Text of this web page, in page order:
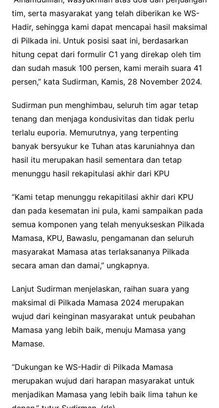
tim, serta masyarakat yang telah diberikan ke WS-
Hadir, sehingga kami dapat mencapai hasil maksimal
di Pilkada ini. Untuk posisi saat ini, berdasarkan
hitung cepat dari formulir C1 yang direkap oleh tim
dan sudah masuk 100 persen, kami meraih suara 41
persen,” kata Sudirman, Kamis, 28 November 2024.
Sudirman pun menghimbau, seluruh tim agar tetap
tenang dan menjaga kondusivitas dan tidak perlu
terlalu euporia. Memurutnya, yang terpenting
banyak bersyukur ke Tuhan atas karuniahnya dan
hasil itu merupakan hasil sementara dan tetap
menunggu hasil rekapitulasi akhir dari KPU
“Kami tetap menunggu rekapitilasi akhir dari KPU
dan pada kesematan ini pula, kami sampaikan pada
semua komponen yang telah menyukseskan Pilkada
Mamasa, KPU, Bawaslu, pengamanan dan seluruh
masyarakat Mamasa atas terlaksananya Pilkada
secara aman dan damai,” ungkapnya.
Lanjut Sudirman menjelaskan, raihan suara yang
maksimal di Pilkada Mamasa 2024 merupakan
wujud dari keinginan masyarakat untuk peubahan
Mamasa yang lebih baik, menuju Mamasa yang
Mamase.
“Dukungan ke WS-Hadir di Pilkada Mamasa
merupakan wujud dari harapan masyarakat untuk
menjadikan Mamasa yang lebih baik lima tahun ke